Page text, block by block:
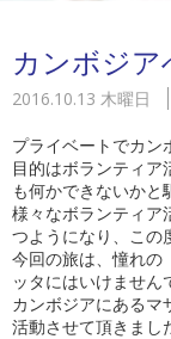
カンボジア
2016.10.13 木曜日
プライベートでカン
目的はボランティ
も何かできないかと
様々なボランティア
つようになり、この
今回の旅は、憧れの
ッタにはいけません
カンボジアにあるマ
活動させて頂きまし